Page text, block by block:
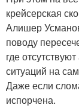
крейсерская
Алишер
поводу
где
ситуаций на
Даже если
испорчена.